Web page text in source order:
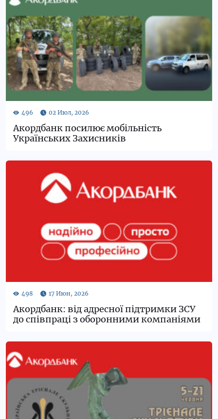
Акордбанк посилює мобільність
Українських Захисників
Акордбанк: від адресної підтримки ЗСУ
до співпраці з оборонними компаніями